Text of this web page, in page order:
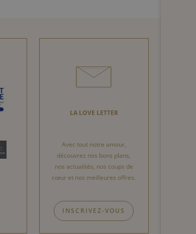
LA LOVE LETTER
Avec tout notre amour,
découvrez nos bons plans,
nos actualités, nos coups de
cœur et nos meilleures offres.
INSCRIVEZ-VOUS